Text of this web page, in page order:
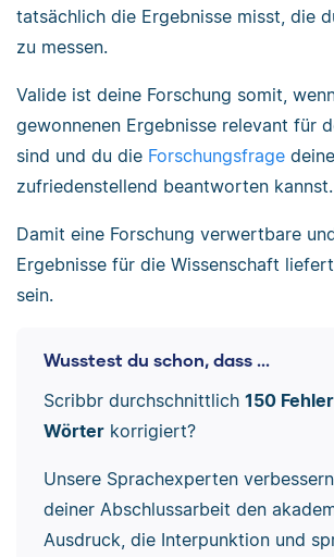
tatsächlich die Ergebnisse misst, die
zu messen.
Valide ist deine Forschung somit,
gewonnenen Ergebnisse relevant für
sind und du die Forschungsfrage
zufriedenstellend beantworten kannst.
Damit eine Forschung verwertbare
Ergebnisse für die Wissenschaft
sein.
Wusstest du schon, dass ...
Scribbr durchschnittlich 150
Wörterkorrigiert?
Unsere Sprachexperten
deiner Abschlussarbeit den
Ausdruck, die Interpunktion und